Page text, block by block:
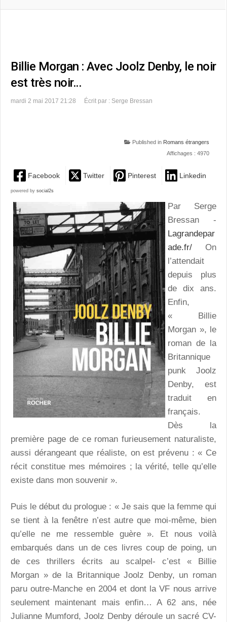
Billie Morgan : Avec Joolz Denby, le noir
est très noir…
mardi 2 mai 2017 21:28 Écrit par : Serge Bressan
Published in Romans étrangers
Affichages : 4970
Facebook Twitter Pinterest Linkedin
powered by social2s
Par Serge
Bressan -
Lagrandepar
ade.fr/ On
l’attendait
depuis plus
de dix ans.
Enfin,
« Billie
Morgan », le
roman de la
Britannique
punk Joolz
Denby, est
traduit en
français.
Dès la
première page de ce roman furieusement naturaliste,
aussi dérangeant que réaliste, on est prévenu : « Ce
récit constitue mes mémoires ; la vérité, telle qu’elle
existe dans mon souvenir ».
Puis le début du prologue : « Je sais que la femme qui
se tient à la fenêtre n’est autre que moi-même, bien
qu’elle ne me ressemble guère ». Et nous voilà
embarqués dans un de ces livres coup de poing, un
de ces thrillers écrits au scalpel- c’est « Billie
Morgan » de la Britannique Joolz Denby, un roman
paru outre-Manche en 2004 et dont la VF nous arrive
seulement maintenant mais enfin… A 62 ans, née
Julianne Mumford, Joolz Denby déroule un sacré CV-